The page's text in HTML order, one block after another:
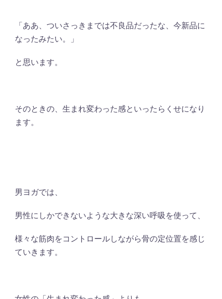
「ああ、ついさっきまでは不良品だったな、今新品に
なったみたい。」
と思います。
そのときの、生まれ変わった感といったらくせになり
ます。
男ヨガでは、
男性にしかできないような大きな深い呼吸を使って、
様々な筋肉をコントロールしながら骨の定位置を感じ
ていきます。